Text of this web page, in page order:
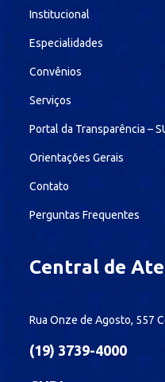
Institucional
Especialidades
Convênios
Serviços
Portal da Transparência –
Orientações Gerais
Contato
Perguntas Frequentes
Central de
Rua Onze de Agosto, 557
(19) 3739-4000